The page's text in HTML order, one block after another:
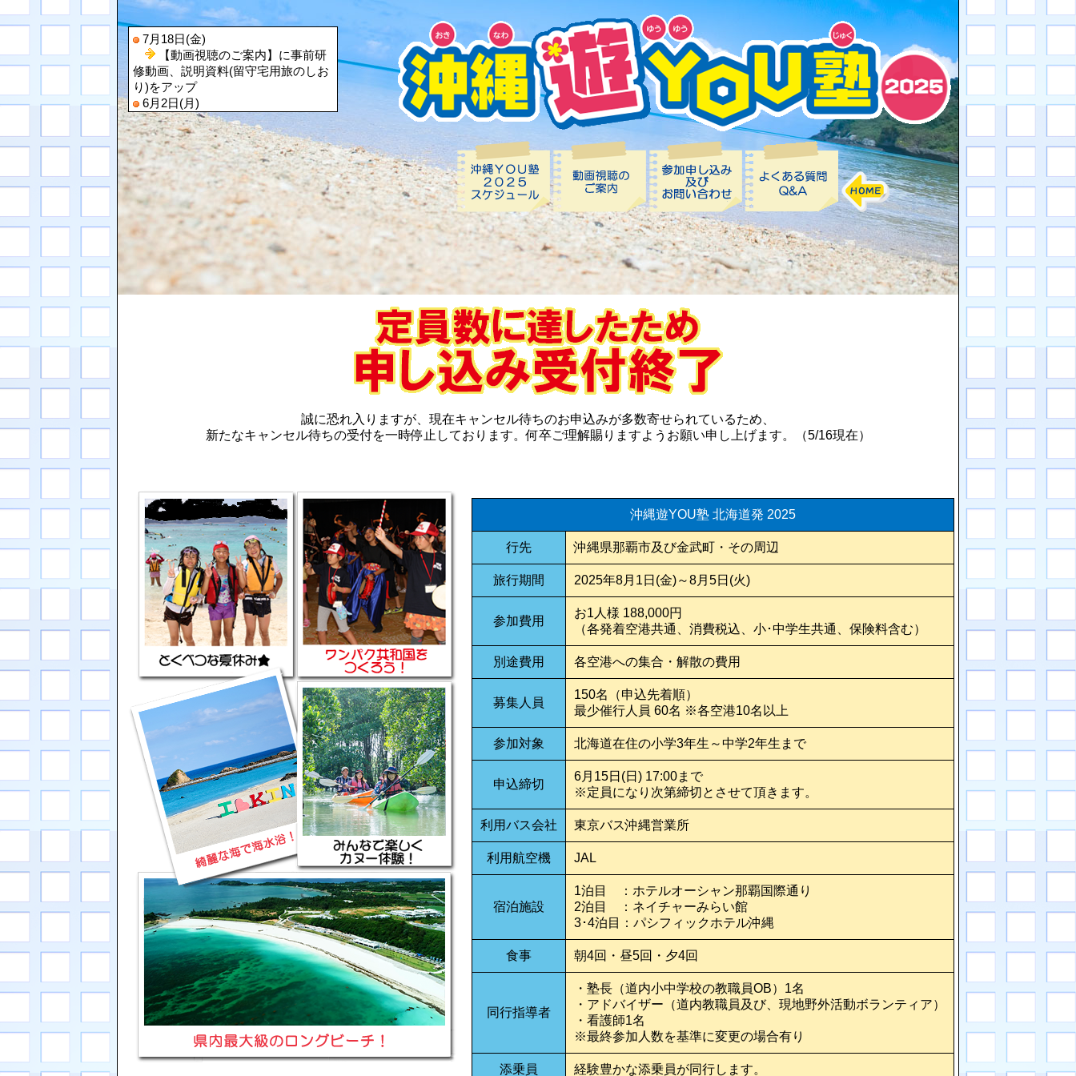
7月18日(金)
【動画視聴のご案内】に事前研
修動画、説明資料(留守宅用旅のしお
り)をアップ
6月2日(月)
【よくある質問 Q&A】にお問い
合わせの回答アップ
5月16日(金)
【よくある質問 Q&A】を修正
5月14日(水)
定員数に達したため申込受付終
5月11日(日)
【参加申し込み及びお問い合わ
せ】に申込手順書をアップ
5月9日(金)
【動画視聴のご案内】に募集説
誠に恐れ入りますが、現在キャンセル待ちのお申込みが多数寄せられているため、
新たなキャンセル待ちの受付を一時停止しております。何卒ご理解賜りますようお願い申し上げます。（5/16現在）
沖縄遊YOU塾 北海道発 2025
行先 沖縄県那覇市及び金武町・その周辺
旅行期間 2025年8月1日(金)～8月5日(火)
参加費用
お1人様 188,000円
（各発着空港共通、消費税込、小･中学生共通、保険料含む）
別途費用 各空港への集合・解散の費用
募集人員
150名（申込先着順）
最少催行人員 60名 ※各空港10名以上
参加対象 北海道在住の小学3年生～中学2年生まで
申込締切
6月15日(日) 17:00まで
※定員になり次第締切とさせて頂きます。
利用バス会社 東京バス沖縄営業所
利用航空機 JAL
宿泊施設
1泊目 ：ホテルオーシャン那覇国際通り
2泊目 ：ネイチャーみらい館
3･4泊目：パシフィックホテル沖縄
食事 朝4回・昼5回・夕4回
同行指導者
・塾長（道内小中学校の教職員OB）1名
・アドバイザー（道内教職員及び、現地野外活動ボランティア）
・看護師1名
※最終参加人数を基準に変更の場合有り
添乗員 経験豊かな添乗員が同行します。